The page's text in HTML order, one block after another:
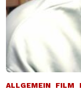
ALLGEMEIN FILM